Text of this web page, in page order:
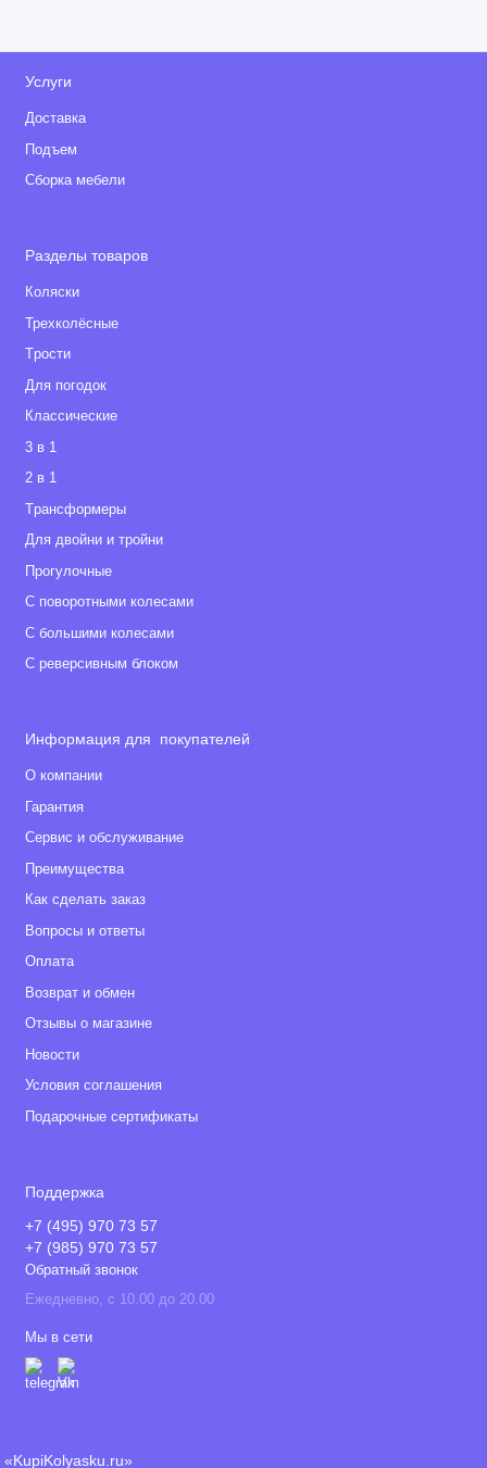
Услуги
Доставка
Подъем
Сборка мебели
Разделы товаров
Коляски
Трехколёсные
Tрости
Для погодок
Классические
3 в 1
2 в 1
Tрансформеры
Для двойни и тройни
Прогулочные
С поворотными колесами
С большими колесами
С реверсивным блоком
Информация для покупателей
О компании
Гарантия
Сервис и обслуживание
Преимущества
Как сделать заказ
Вопросы и ответы
Оплата
Возврат и обмен
Отзывы о магазине
Новости
Условия соглашения
Подарочные сертификаты
Поддержка
+7 (495) 970 73 57
+7 (985) 970 73 57
Обратный звонок
Ежедневно, с 10.00 до 20.00
Мы в сети
«KupiKolyasku.ru»